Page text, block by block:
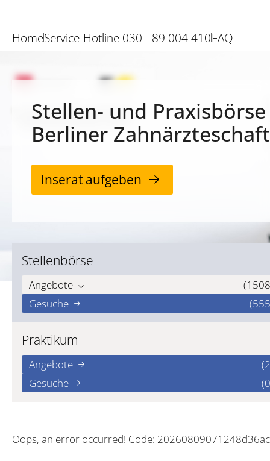
HomeService-Hotline 030 - 89 004 410FAQ
Stellen- und
Berliner Zahnärzteschaft
Inserat aufgeben
Stellenbörse
Angebote
Gesuche
Praktikum
Angebote
Gesuche
Oops, an error occurred! Code: